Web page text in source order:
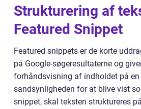
Strukturering af
Featured Snippet
Featured snippets er de korte
på Google-søgeresultaterne og
forhåndsvisning af indholdet på en
sandsynligheden for at blive vist
snippet, skal teksten struktureres